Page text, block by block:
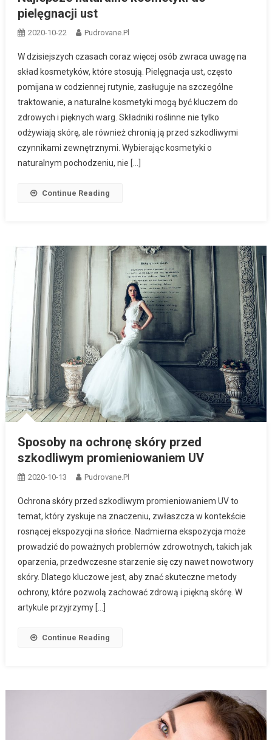
pielęgnacji ust
2020-10-22 Pudrovane.pl
W dzisiejszych czasach coraz więcej osób zwraca uwagę na
skład kosmetyków, które stosują. Pielęgnacja ust, często
pomijana w codziennej rutynie, zasługuje na szczególne
traktowanie, a naturalne kosmetyki mogą być kluczem do
zdrowych i pięknych warg. Składniki roślinne nie tylko
odżywiają skórę, ale również chronią ją przed szkodliwymi
czynnikami zewnętrznymi. Wybierając kosmetyki o
naturalnym pochodzeniu, nie […]
Continue Reading
Sposoby na ochronę skóry przed
szkodliwym promieniowaniem UV
2020-10-13 Pudrovane.pl
Ochrona skóry przed szkodliwym promieniowaniem UV to
temat, który zyskuje na znaczeniu, zwłaszcza w kontekście
rosnącej ekspozycji na słońce. Nadmierna ekspozycja może
prowadzić do poważnych problemów zdrowotnych, takich jak
oparzenia, przedwczesne starzenie się czy nawet nowotwory
skóry. Dlatego kluczowe jest, aby znać skuteczne metody
ochrony, które pozwolą zachować zdrową i piękną skórę. W
artykule przyjrzymy […]
Continue Reading